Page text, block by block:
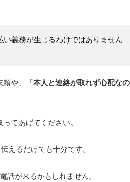
義務が生じるわけではありません
頼や、「本人と連絡が取れず心配なの
てあげてください。
伝えるだけでも十分です。
話が来るかもしれません。